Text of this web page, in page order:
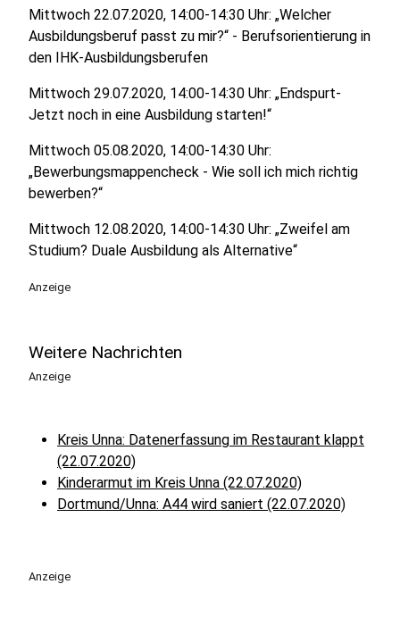
Mittwoch 22.07.2020, 14:00-14:30 Uhr: „Welcher
Ausbildungsberuf passt zu mir?“ - Berufsorientierung in
den IHK-Ausbildungsberufen
Mittwoch 29.07.2020, 14:00-14:30 Uhr: „Endspurt-
Jetzt noch in eine Ausbildung starten!“
Mittwoch 05.08.2020, 14:00-14:30 Uhr:
„Bewerbungsmappencheck - Wie soll ich mich richtig
bewerben?“
Mittwoch 12.08.2020, 14:00-14:30 Uhr: „Zweifel am
Studium? Duale Ausbildung als Alternative“
Anzeige
Weitere Nachrichten
Anzeige
Kreis Unna: Datenerfassung im Restaurant klappt
(22.07.2020)
Kinderarmut im Kreis Unna (22.07.2020)
Dortmund/Unna: A44 wird saniert (22.07.2020)
Anzeige